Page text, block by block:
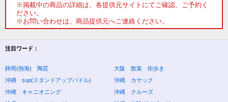
※掲載中の商品の詳細は、各提供元サイトにてご確認、ご予約く
ださい。
※お問い合わせは、商品提供元へご連絡ください。
注目ワード：
静岡(熱海) 陶芸
大阪 散策 街歩き
沖縄 sup(スタンドアップパドル)
沖縄 カヤック
沖縄 キャニオニング
沖縄 クルーズ